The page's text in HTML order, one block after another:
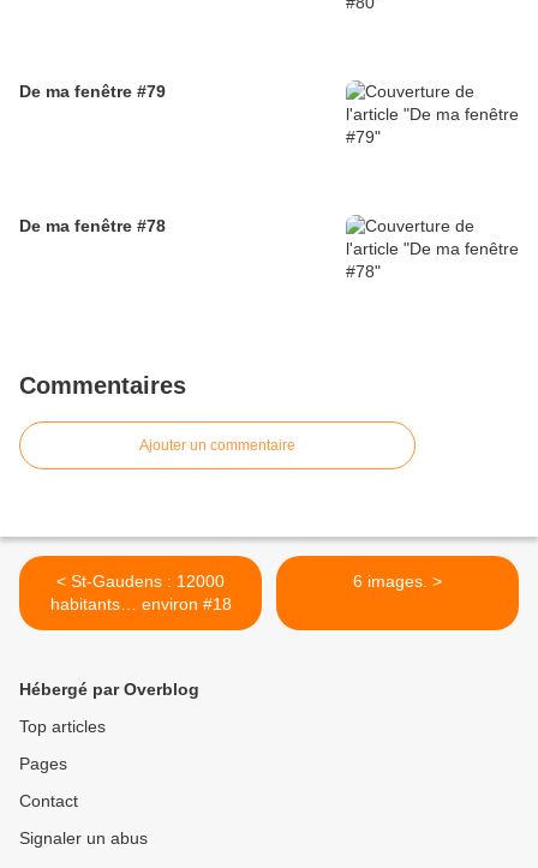
De ma fenêtre #79
De ma fenêtre #78
Commentaires
Ajouter un commentaire
< St-Gaudens : 12000
habitants… environ #18
6 images. >
Hébergé par Overblog
Top articles
Pages
Contact
Signaler un abus